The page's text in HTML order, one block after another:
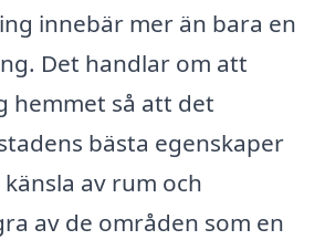
innebär mer än bara en
Det handlar om att
hemmet så att det
bästa egenskaper
av rum och
av de områden som en